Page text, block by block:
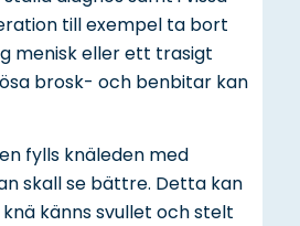
till exempel ta bort
menisk eller ett trasigt
brosk- och benbitar kan
fylls knäleden med
skall se bättre. Detta kan
känns svullet och stelt